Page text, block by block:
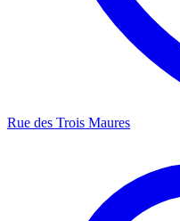
Rue des Trois Maures